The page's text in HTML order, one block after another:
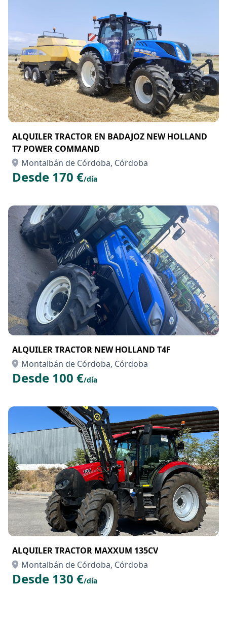
ALQUILER TRACTOR EN BADAJOZ NEW HOLLAND
T7 POWER COMMAND
Montalbán de Córdoba, Córdoba
Desde 170 €/día
ALQUILER TRACTOR NEW HOLLAND T4F
Montalbán de Córdoba, Córdoba
Desde 100 €/día
ALQUILER TRACTOR MAXXUM 135CV
Montalbán de Córdoba, Córdoba
Desde 130 €/día